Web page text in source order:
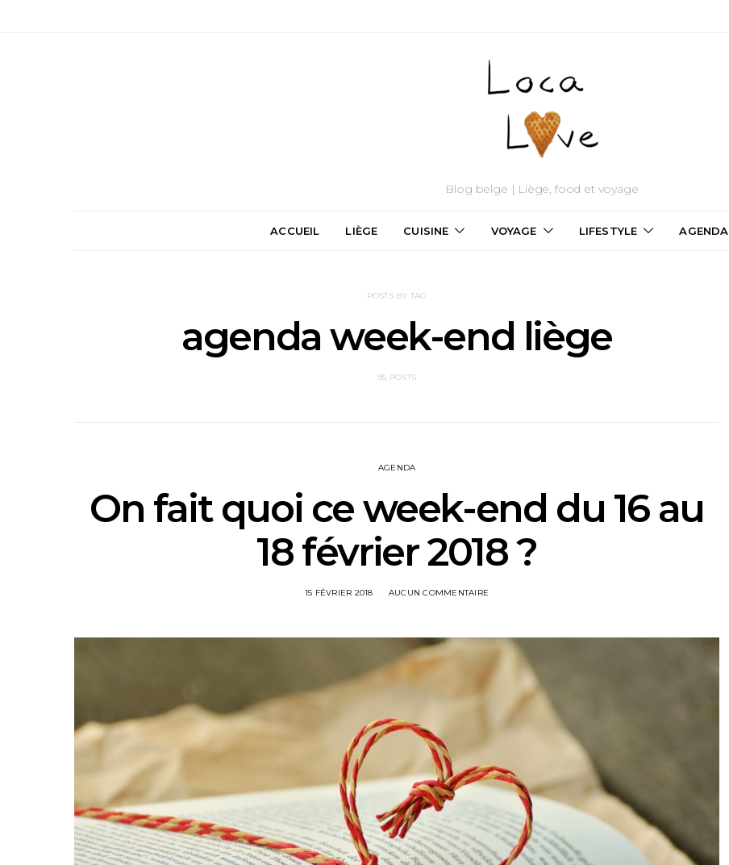
Blog belge | Liège, food et voyage
ACCUEIL LIÈGE CUISINE VOYAGE LIFESTYLE AGENDA
POSTS BY TAG
agenda week-end liège
95 POSTS
AGENDA
On fait quoi ce week-end du 16 au
18 février 2018 ?
15 FÉVRIER 2018 AUCUN COMMENTAIRE